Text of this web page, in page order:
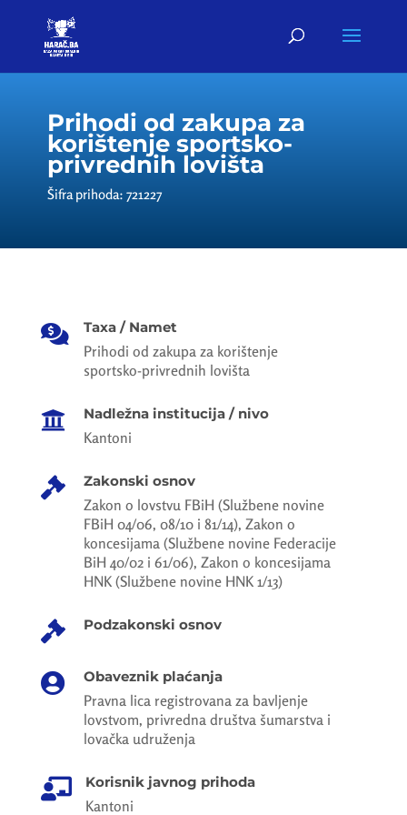
Prihodi od zakupa za
korištenje sportsko-
privrednih lovišta
Šifra prihoda: 721227
 Taxa / Namet
Prihodi od zakupa za korištenje
sportsko-privrednih lovišta
 Nadležna institucija / nivo
Kantoni
 Zakonski osnov
Zakon o lovstvu FBiH (Službene novine
FBiH 04/06, 08/10 i 81/14), Zakon o
koncesijama (Službene novine Federacije
BiH 40/02 i 61/06), Zakon o koncesijama
HNK (Službene novine HNK 1/13)
 Podzakonski osnov
 Obaveznik plaćanja
Pravna lica registrovana za bavljenje
lovstvom, privredna društva šumarstva i
lovačka udruženja
 Korisnik javnog prihoda
Kantoni